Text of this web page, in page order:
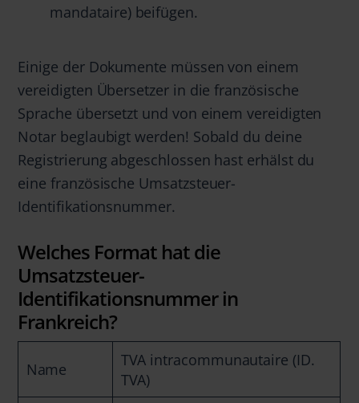
mandataire) beifügen.
Einige der Dokumente müssen von einem
vereidigten Übersetzer in die französische
Sprache übersetzt und von einem vereidigten
Notar beglaubigt werden! Sobald du deine
Registrierung abgeschlossen hast erhälst du
eine französische Umsatzsteuer-
Identifikationsnummer.
Welches Format hat die
Umsatzsteuer-
Identifikationsnummer in
Frankreich?
Name
TVA intracommunautaire (ID.
TVA)